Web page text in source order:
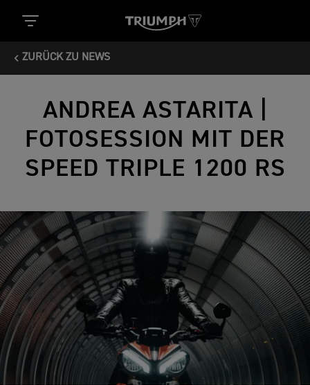
ZURÜCK ZU NEWS
ANDREA ASTARITA |
FOTOSESSION MIT DER
SPEED TRIPLE 1200 RS